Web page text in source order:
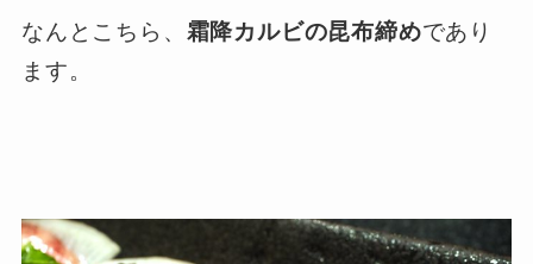
なんとこちら、 霜降カルビの昆布締めであり
ます。